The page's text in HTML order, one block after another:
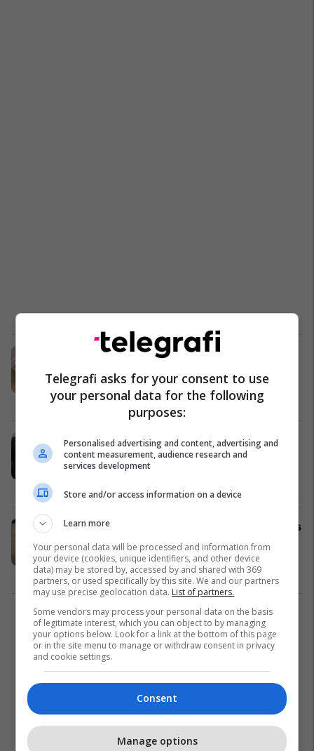
Bastisje në disa qytete, policia
të lëndëve narkotike
Kronikë e Zezë 13/07/2026
Gjuajti me armë në festë familjare,
kallëzim penal ndaj një zyrtari
policor në Maqedoni
Sekuestrohet sasi e madhe e drogës
në bodrumin e një ndërtese në
Komunën Aerodrom
Kronikë e Zezë 09/07/2026
1
Telegrafi asks for your consent to use
your personal data for the following
purposes:
Personalised advertising and content, advertising and
content measurement, audience research and
services development
Store and/or access information on a device
Learn more
Your personal data will be processed and information from
your device (cookies, unique identifiers, and other device
data) may be stored by, accessed by and shared with 369
partners, or used specifically by this site. We and our partners
may use precise geolocation data. List of partners.
Some vendors may process your personal data on the basis
of legitimate interest, which you can object to by managing
your options below. Look for a link at the bottom of this page
or in the site menu to manage or withdraw consent in privacy
and cookie settings.
Consent
Manage options